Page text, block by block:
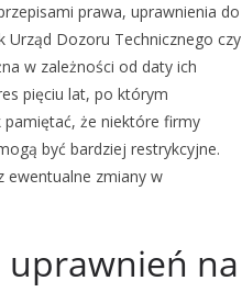
prawa, uprawnienia do
Urząd Dozoru Technicznego czy
w zależności od daty ich
pięciu lat, po którym
pamiętać, że niektóre firmy
być bardziej restrykcyjne.
ewentualne zmiany w
uprawnień na